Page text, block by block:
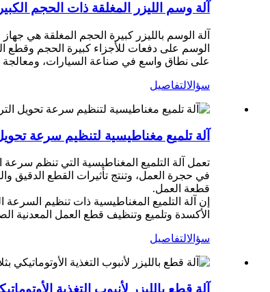
آلة وسم الليزر المغلقة ذات الحجم الكبير
آلة الوسم بالليزر كبيرة الحجم المغلقة هي
الوسم على دفعات للأجزاء كبيرة الحجم وقطع
على نطاق واسع في صناعة السيارات، ومعالجة
سؤالالتفاصيل
آلة تلميع مغناطيسية لتنظيم سرعة
تعمل آلة التلميع المغناطيسية التي تنظم
في حجرة العمل، وتنتج تأثيرات القطع الدقيق
قطعة العمل.
إن آلة التلميع المغناطيسية ذات تنظيم
الأكسدة وتلميع وتنظيف قطع العمل المعدنية
سؤالالتفاصيل
آلة قطع بالليزر لأنبوب التغذية